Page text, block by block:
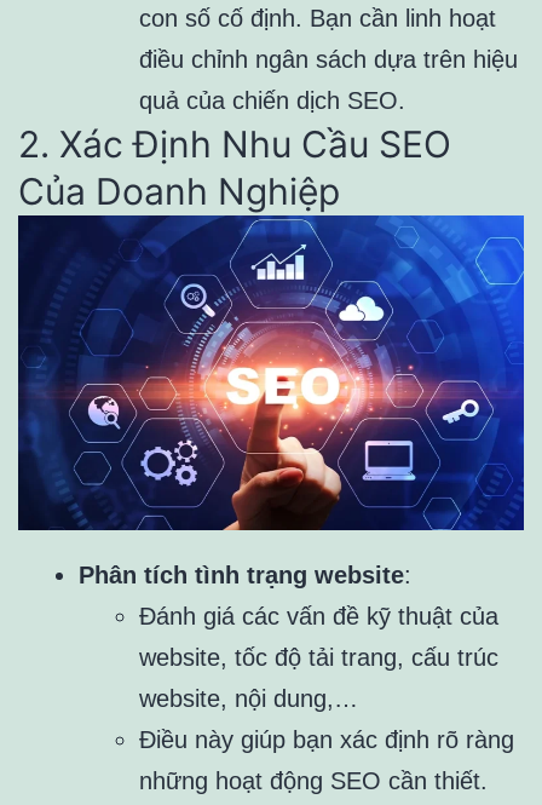
con số cố định. Bạn cần linh hoạt
điều chỉnh ngân sách dựa trên hiệu
quả của chiến dịch SEO.
2. Xác Định Nhu Cầu SEO
Của Doanh Nghiệp
Phân tích tình trạng website:
Đánh giá các vấn đề kỹ thuật của
website, tốc độ tải trang, cấu trúc
website, nội dung,…
Điều này giúp bạn xác định rõ ràng
những hoạt động SEO cần thiết.